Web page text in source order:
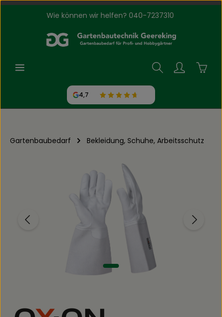
Zum Hauptinhalt springen
Wie können wir helfen? 040-7237310
4,7
Gartenbaubedarf Bekleidung, Schuhe, Arbeitsschutz